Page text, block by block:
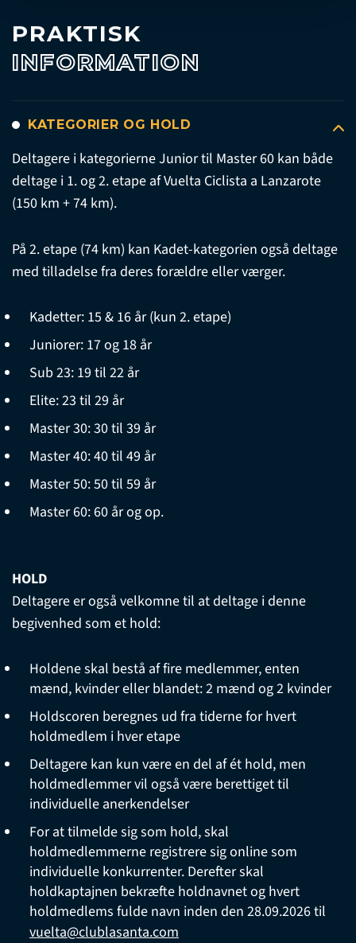
PRAKTISK
INFORMATION
KATEGORIER OG HOLD
Deltagere i kategorierne Junior til Master 60 kan både
deltage i 1. og 2. etape af Vuelta Ciclista a Lanzarote
(150 km + 74 km).
På 2. etape (74 km) kan Kadet-kategorien også deltage
med tilladelse fra deres forældre eller værger.
Kadetter: 15 & 16 år (kun 2. etape)
Juniorer: 17 og 18 år
Sub 23: 19 til 22 år
Elite: 23 til 29 år
Master 30: 30 til 39 år
Master 40: 40 til 49 år
Master 50: 50 til 59 år
Master 60: 60 år og op.
HOLD
Deltagere er også velkomne til at deltage i denne
begivenhed som et hold:
Holdene skal bestå af fire medlemmer, enten
mænd, kvinder eller blandet: 2 mænd og 2 kvinder
Holdscoren beregnes ud fra tiderne for hvert
holdmedlem i hver etape
Deltagere kan kun være en del af ét hold, men
holdmedlemmer vil også være berettiget til
individuelle anerkendelser
For at tilmelde sig som hold, skal
holdmedlemmerne registrere sig online som
individuelle konkurrenter. Derefter skal
holdkaptajnen bekræfte holdnavnet og hvert
holdmedlems fulde navn inden den 28.09.2026 til
vuelta@clublasanta.com